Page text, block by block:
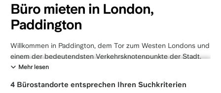
Büro mieten in London,
Paddington
Willkommen in Paddington, dem Tor zum Westen Londons und
einem der bedeutendsten Verkehrsknotenpunkte der Stadt.
Für Unternehmen aus Deutschland, Österreich und der
Paddington eine unschlagbare Kombination aus historischem
Mehr lesen
Bitte wählen Sie Ihre Teamgröße
4 Bürostandorte entsprechen Ihren Suchkriterien